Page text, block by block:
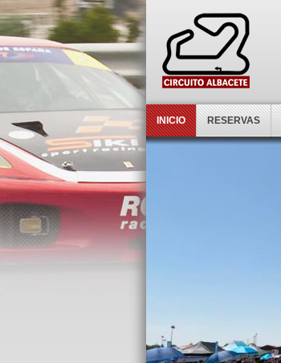
INICIO RESERVAS